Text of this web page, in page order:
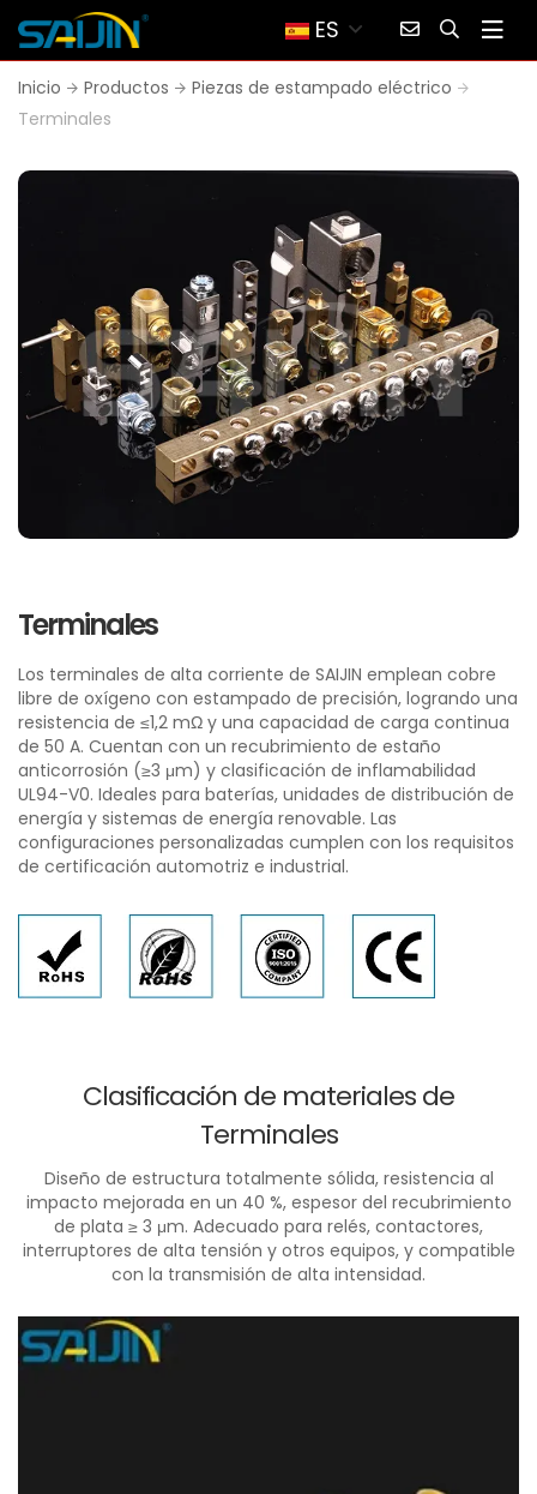
ES
Inicio Productos
Piezas de estampado eléctrico
Terminales
Terminales
Los terminales de alta corriente de SAIJIN emplean cobre
libre de oxígeno con estampado de precisión, logrando una
resistencia de ≤1,2 mΩ y una capacidad de carga continua
de 50 A. Cuentan con un recubrimiento de estaño
anticorrosión (≥3 μm) y clasificación de inflamabilidad
UL94-V0. Ideales para baterías, unidades de distribución de
energía y sistemas de energía renovable. Las
configuraciones personalizadas cumplen con los requisitos
de certificación automotriz e industrial.
Clasificación de materiales de
Terminales
Diseño de estructura totalmente sólida, resistencia al
impacto mejorada en un 40 %, espesor del recubrimiento
de plata ≥ 3 μm. Adecuado para relés, contactores,
interruptores de alta tensión y otros equipos, y compatible
con la transmisión de alta intensidad.